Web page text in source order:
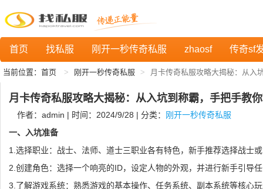
首页 找私服 刚开一秒传奇私服 zhaosf 传奇sf
当前位置： 首页 刚开一秒传奇私服 月卡传奇私服攻略大揭秘：从入
月卡传奇私服攻略大揭秘：从入坑到称霸，手把手教
作者：admin | 时间：2024/9/28 | 分类：
刚开一秒传奇私服
一、入坑准备
1.选择职业：战士、法师、道士三职业各有特色，新手推荐选择战士
2.创建角色：选择一个响亮的ID，设定人物的外观，并进行新手引导
3.了解游戏系统：熟悉游戏的基本操作、任务系统、副本系统等核心